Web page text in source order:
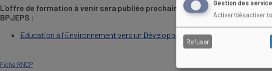
L'offre de formation à venir sera publiée prochainement sur cette page.
BPJEPS :
Education à l'Environnement vers un Développement Durable
Fiche RNCP
Gestion des
Activer/désactiver
Refuser